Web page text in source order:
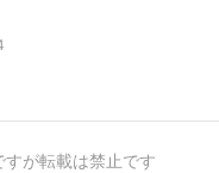
すが転載は禁止です